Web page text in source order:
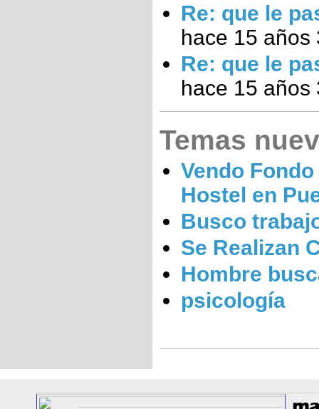
Re: que le
hace 15 años
Re: que le
hace 15 años
Temas
Vendo
Hostel en
Busco
Se Realizan
Hombre
psicología